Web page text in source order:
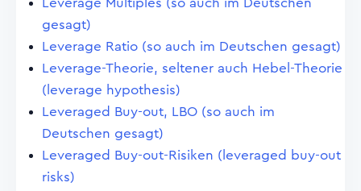
Leverage Multiples (so auch im Deutschen
gesagt)
Leverage Ratio (so auch im Deutschen gesagt)
Leverage-Theorie, seltener auch Hebel-Theorie
(leverage hypothesis)
Leveraged Buy-out, LBO (so auch im
Deutschen gesagt)
Leveraged Buy-out-Risiken (leveraged buy-out
risks)